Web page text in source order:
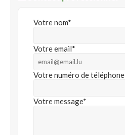
Votre nom*
Votre email*
Votre numéro de téléphone
Votre message*